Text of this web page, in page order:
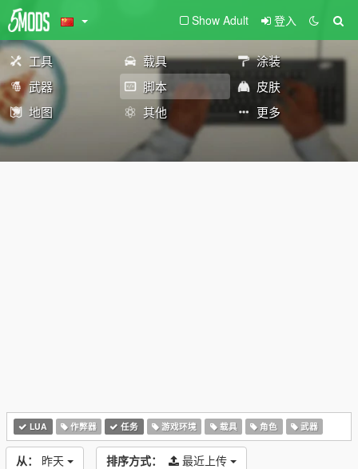
Show Adult 登入
工具 载具
涂装
武器
脚本
皮肤
地图
其他 更多
LUA 作弊器 任务 游戏环境 载具 角色 武器
从： 昨天 排序方式： 最近上传